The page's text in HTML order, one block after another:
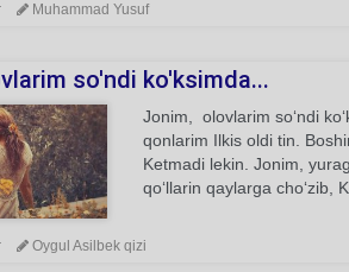
Muhammad Yusuf
so'ndi ko'ksimda...
Jonim, olovlarim
qonlarim Ilkis oldi tin.
Ketmadi lekin. Jonim,
qo‘llarin qaylarga cho‘zib,
Oygul Asilbek qizi